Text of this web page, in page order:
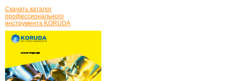
Скачать каталог
профессионального
инструмента KORUDA